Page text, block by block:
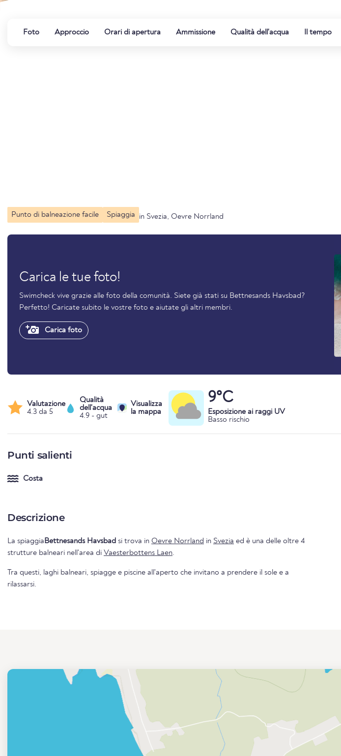
Foto Approccio Orari di apertura Ammissione Qualità dell'acqua Il tempo
Punto di balneazione facile Spiaggia in Svezia, Oevre Norrland
Carica le tue foto!
Swimcheck vive grazie alle foto della comunità. Siete già stati su Bettnesands Havsbad?
Perfetto! Caricate subito le vostre foto e aiutate gli altri membri.
Carica foto
Valutazione
4.3 da 5
Qualità
dell'acqua
4.9 - gut
Visualizza
la mappa
9°C
Esposizione ai raggi UV
Basso rischio
Punti salienti
Costa
Descrizione
La spiaggia Bettnesands Havsbad si trova in Oevre Norrland in Svezia ed è una delle oltre 4
strutture balneari nell'area di Vaesterbottens Laen.
Tra questi, laghi balneari, spiagge e piscine all'aperto che invitano a prendere il sole e a
rilassarsi.